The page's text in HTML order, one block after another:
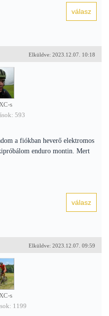
Elküldve: 2023.12.07. 10:18
s
593
a fiókban heverő elektromos
enduro montin. Mert
Elküldve: 2023.12.07. 09:59
s
1199